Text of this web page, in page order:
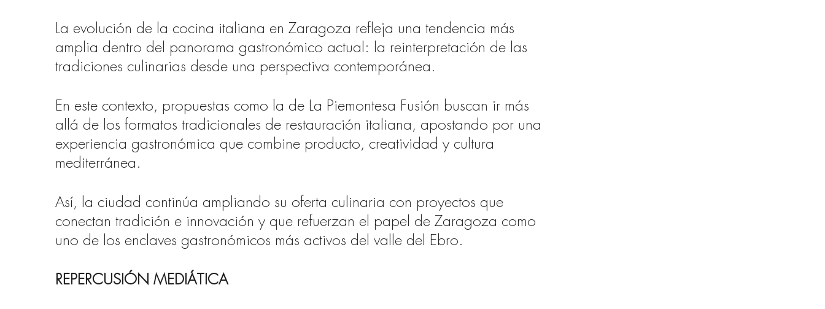
La evolución de la cocina italiana en Zaragoza refleja una tendencia más
amplia dentro del panorama gastronómico actual: la reinterpretación de las
tradiciones culinarias desde una perspectiva contemporánea.
En este contexto, propuestas como la de La Piemontesa Fusión buscan ir más
allá de los formatos tradicionales de restauración italiana, apostando por una
experiencia gastronómica que combine producto, creatividad y cultura
mediterránea.
Así, la ciudad continúa ampliando su oferta culinaria con proyectos que
conectan tradición e innovación y que refuerzan el papel de Zaragoza como
uno de los enclaves gastronómicos más activos del valle del Ebro.
REPERCUSIÓN MEDIÁTICA